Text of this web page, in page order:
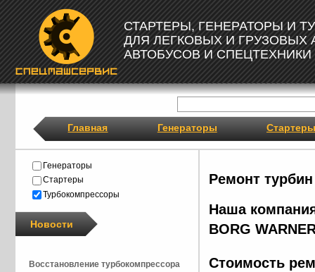
СТАРТЕРЫ, ГЕНЕРАТОРЫ И
ДЛЯ ЛЕГКОВЫХ И ГРУЗОВЫХ
АВТОБУСОВ И СПЕЦТЕХНИКИ
Главная Генераторы Стартеры
Ремонт турбин
Наша
BORG
Стоимость
Генераторы
Стартеры
Турбокомпрессоры
Новости
Восстановление турбокомпрессора